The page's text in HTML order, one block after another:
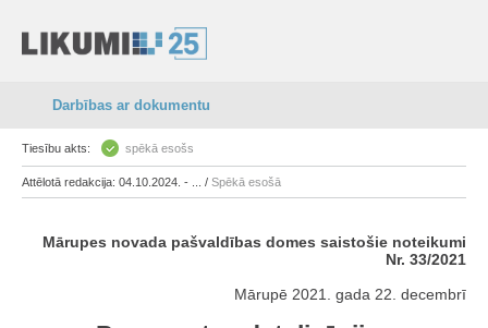
Darbības ar dokumentu
Tiesību akts: spēkā esošs
Attēlotā redakcija: 04.10.2024. - ... / Spēkā esošā
Mārupes novada pašvaldības domes saistošie noteikumi
Nr. 33/2021
Mārupē 2021. gada 22. decembrī